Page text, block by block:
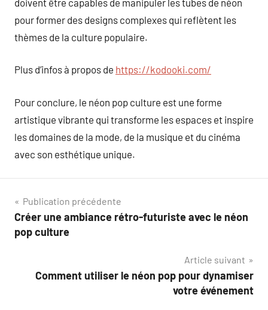
pour former des designs complexes qui reflètent les
thèmes de la culture populaire.
Plus d’infos à propos de https://kodooki.com/
Pour conclure, le néon pop culture est une forme
artistique vibrante qui transforme les espaces et inspire
les domaines de la mode, de la musique et du cinéma
avec son esthétique unique.
Navigation
de
Publication précédente
Créer une ambiance rétro-futuriste avec le néon
pop culture
Article suivant
Comment utiliser le néon pop pour dynamiser
votre événement